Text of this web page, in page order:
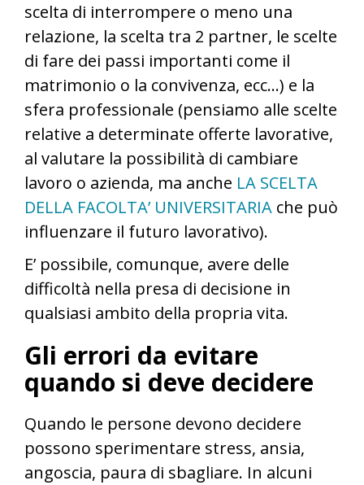
scelta di interrompere o meno una
relazione, la scelta tra 2 partner, le scelte
di fare dei passi importanti come il
matrimonio o la convivenza, ecc…) e la
sfera professionale (pensiamo alle scelte
relative a determinate offerte lavorative,
al valutare la possibilità di cambiare
lavoro o azienda, ma anche LA SCELTA
DELLA FACOLTA’ UNIVERSITARIA che può
influenzare il futuro lavorativo).
E’ possibile, comunque, avere delle
difficoltà nella presa di decisione in
qualsiasi ambito della propria vita.
Gli errori da evitare
quando si deve decidere
Quando le persone devono decidere
possono sperimentare stress, ansia,
angoscia, paura di sbagliare. In alcuni